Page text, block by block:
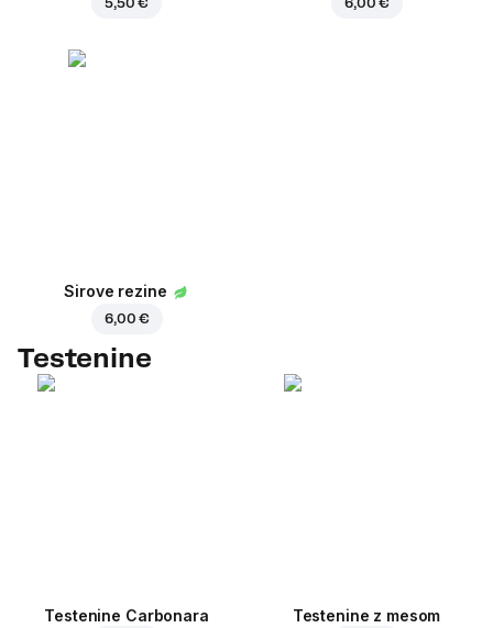
5,50 € 6,00 €
Sirove rezine
6,00 €
Testenine
Testenine Carbonara Testenine z mesom